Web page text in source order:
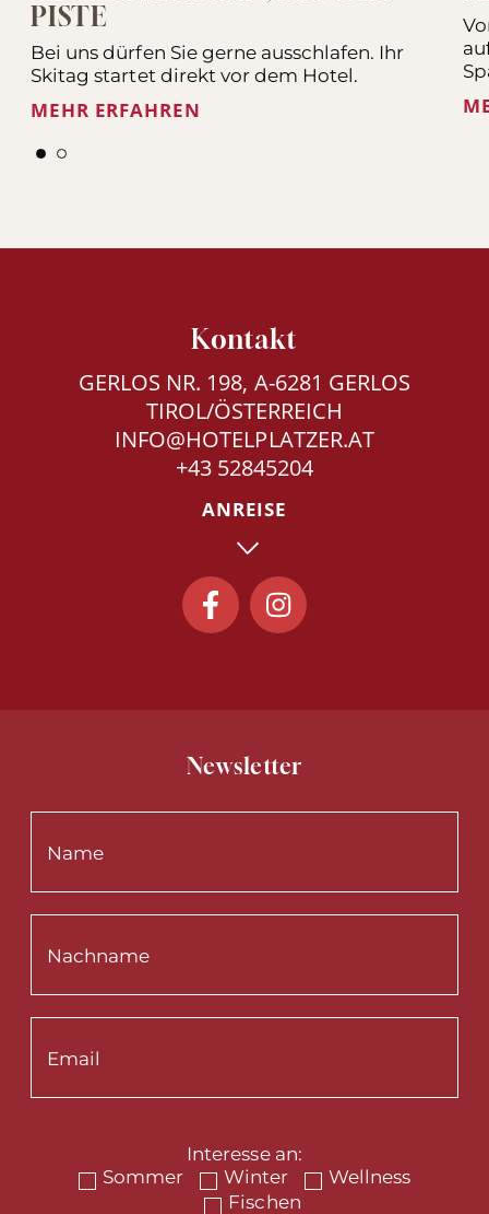
PISTE
Bei uns dürfen Sie gerne ausschlafen. Ihr
Skitag startet direkt vor dem Hotel.
MEHR ERFAHREN
Kontakt
GERLOS NR. 198, A-6281 GERLOS
TIROL/ÖSTERREICH
INFO@HOTELPLATZER.AT
+43 52845204
ANREISE
Newsletter
Interesse an:
Sommer
Winter
Wellness
Fischen